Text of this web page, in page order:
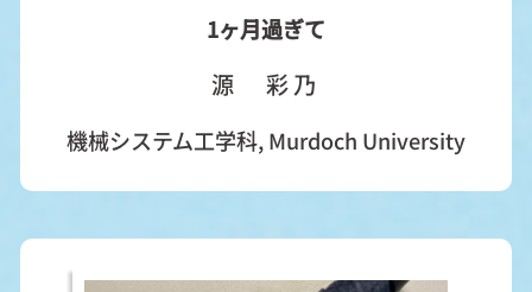
1ヶ月過ぎて
源 彩乃
機械システム工学科, Murdoch University